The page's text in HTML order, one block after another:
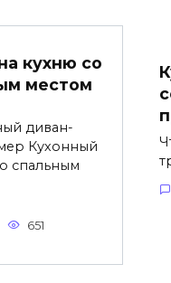
кухню со
местом
диван-
Кухонный
спальным
651